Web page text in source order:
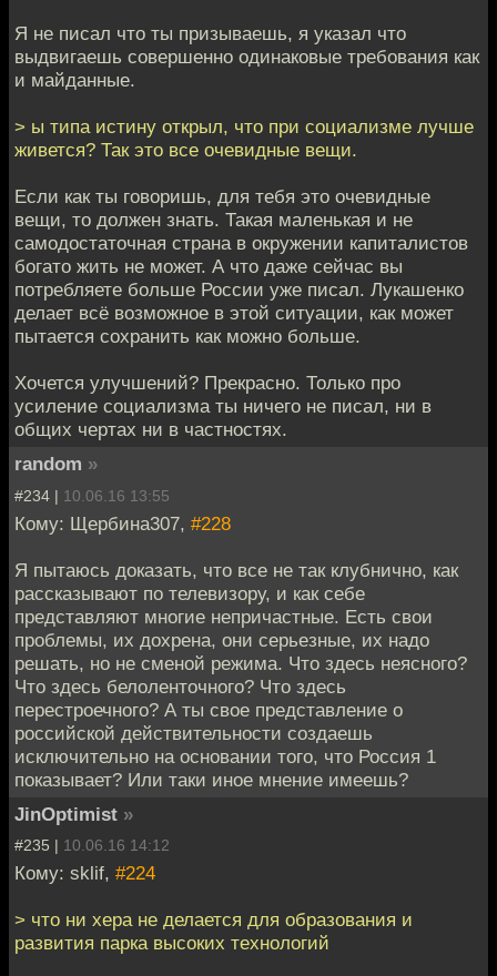
Я не писал что ты призываешь, я указал что
выдвигаешь совершенно одинаковые требования как
и майданные.
> ы типа истину открыл, что при социализме лучше
живется? Так это все очевидные вещи.
Если как ты говоришь, для тебя это очевидные
вещи, то должен знать. Такая маленькая и не
самодостаточная страна в окружении капиталистов
богато жить не может. А что даже сейчас вы
потребляете больше России уже писал. Лукашенко
делает всё возможное в этой ситуации, как может
пытается сохранить как можно больше.
Хочется улучшений? Прекрасно. Только про
усиление социализма ты ничего не писал, ни в
общих чертах ни в частностях.
random »
#234 | 10.06.16 13:55
Кому: Щербина307, #228
Я пытаюсь доказать, что все не так клубнично, как
рассказывают по телевизору, и как себе
представляют многие непричастные. Есть свои
проблемы, их дохрена, они серьезные, их надо
решать, но не сменой режима. Что здесь неясного?
Что здесь белоленточного? Что здесь
перестроечного? А ты свое представление о
российской действительности создаешь
исключительно на основании того, что Россия 1
показывает? Или таки иное мнение имеешь?
JinOptimist »
#235 | 10.06.16 14:12
Кому: sklif, #224
> что ни хера не делается для образования и
развития парка высоких технологий